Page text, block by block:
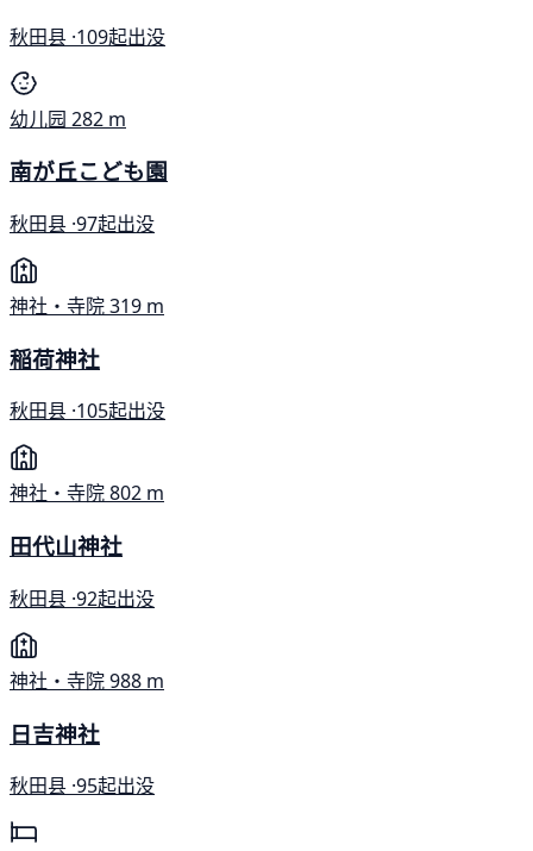
秋田县 ·109起出没
幼儿园 282 m
南が丘こども園
秋田县 ·97起出没
神社・寺院319 m
稲荷神社
秋田县 ·105起出没
神社・寺院802 m
田代山神社
秋田县 ·92起出没
神社・寺院988 m
日吉神社
秋田县 ·95起出没